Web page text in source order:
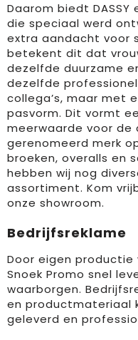
Overalls
Overhemden
Polo's
Reflecterende
Reflecterende
Regenkleding
Restauranttextiel
Schoenen
Schorten en
Sweaters
Peuters en Baby's
Polo's
Regenkleding
Schoenen
Sweaters
T-Shirts
Vesten
Katoenen
Kledingtassen
Koeltassen en
Koffers en Trolleys
Laptop hoezen
Lunchtassen
Matrozentassen
Opbergtassen
Opvouwbare
Papieren tassen
Speelkaarten
Memo's
Promo rugzakjes
Bandana's
Lanyards
Plakstrips voor
Polsbandjes
Sleutelhangers
PBM's
Handwaaiers
Daarom biedt
die speciaal werd
extra aandacht voor
betekent dit dat
dezelfde duurzame
dezelfde
collega’s, maar met
pasvorm. Dit vormt
meerwaarde voor de
gerenomeerd merk
broeken, overalls en
hebben wij nog
assortiment. Kom
onze showroom.
Bedrijfsreklame
Door eigen
Snoek Promo snel
waarborgen.
en productmateriaal
geleverd en